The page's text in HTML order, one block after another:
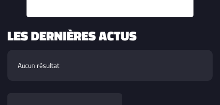
LES DERNIÈRES ACTUS
Aucun résultat